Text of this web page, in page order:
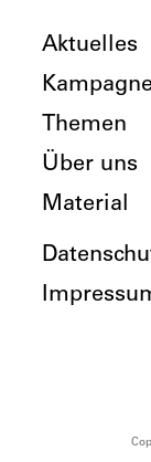
Aktuelles
Themen
Über uns
Material